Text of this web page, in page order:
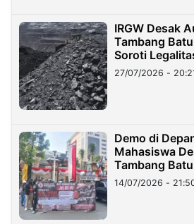
IRGW Desak
Tambang
Soroti
Stockpile
27/07/2026 -
Demo di
Mahasiswa
Tambang
Lampung
14/07/2026 -